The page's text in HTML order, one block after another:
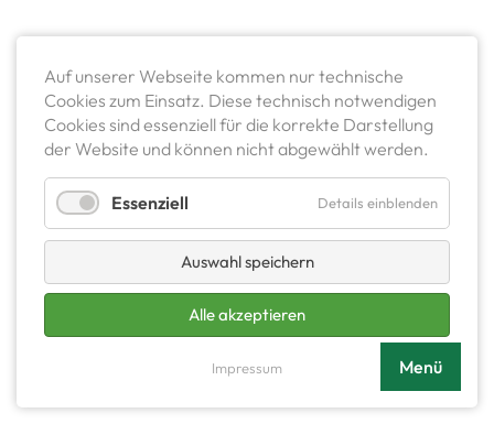
Menü
Auf unserer Webseite kommen nur technische
Cookies zum Einsatz. Diese technisch notwendigen
Cookies sind essenziell für die korrekte Darstellung
der Website und können nicht abgewählt werden.
Essenziell Details einblenden
Auswahl speichern
Alle akzeptieren
Impressum